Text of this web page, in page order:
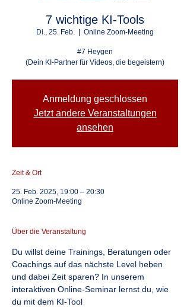
7 wichtige KI-Tools
Di., 25. Feb. Online Zoom-Meeting
#7 Heygen
(Dein KI-Partner für Videos, die begeistern)
Anmeldung geschlossen
Jetzt andere Veranstaltungen
ansehen
Zeit & Ort
25. Feb. 2025, 19:00 – 20:30
Online Zoom-Meeting
Über die Veranstaltung
Du willst deine Trainings, Beratungen oder
Coachings auf das nächste Level heben
und dabei Zeit sparen? In unserem
interaktiven Online-Seminar lernst du, wie
du mit dem KI-Tool